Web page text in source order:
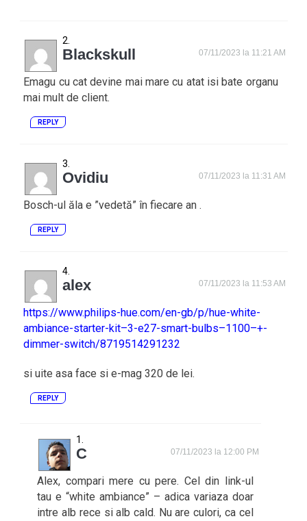
Blackskull 07/11/2023 la 11:21 AM
Emagu cu cat devine mai mare cu atat isi bate organu
mai mult de client.
REPLY
Ovidiu 07/11/2023 la 11:31 AM
Bosch-ul ăla e ”vedetă” în fiecare an .
REPLY
alex 07/11/2023 la 11:53 AM
https://www.philips-hue.com/en-gb/p/hue-white-
ambiance-starter-kit–3-e27-smart-bulbs–1100–+-
dimmer-switch/8719514291232
si uite asa face si e-mag 320 de lei.
REPLY
C 07/11/2023 la 12:00 PM
Alex, compari mere cu pere. Cel din link-ul
tau e “white ambiance” – adica variaza doar
intre alb rece si alb cald. Nu are culori, ca cel